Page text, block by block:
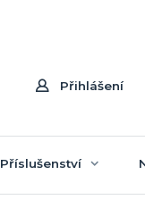
Přihlášení
Příslušenství